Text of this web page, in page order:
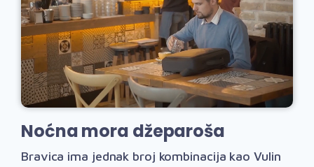
Noćna mora džeparoša
Bravica ima jednak broj kombinacija kao Vulin